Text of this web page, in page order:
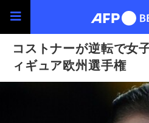
コストナーが逆転で女
ィギュア欧州選手権